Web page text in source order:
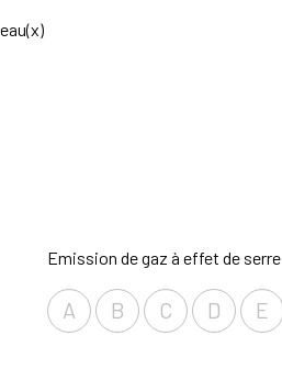
Emission de gaz à effet de serre
A B C D E